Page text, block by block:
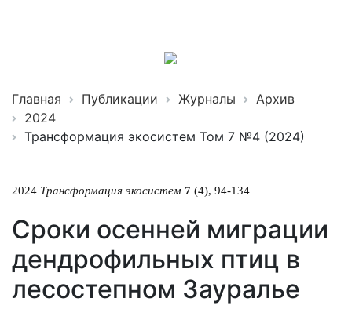
Главная Публикации Журналы
Архив
2024
Трансформация экосистем Том 7 №4 (2024)
2024 Трансформация экосистем 7 (4), 94-134
Сроки осенней миграции
дендрофильных птиц в
лесостепном Зауралье